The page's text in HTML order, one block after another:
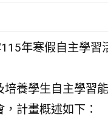
年寒假自主學
養學生自主學習
計畫概述如下：